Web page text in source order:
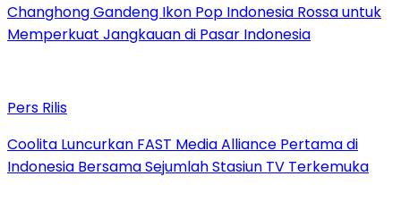
Changhong Gandeng Ikon Pop Indonesia Rossa untuk
Memperkuat Jangkauan di Pasar Indonesia
Pers Rilis
Coolita Luncurkan FAST Media Alliance Pertama di
Indonesia Bersama Sejumlah Stasiun TV Terkemuka